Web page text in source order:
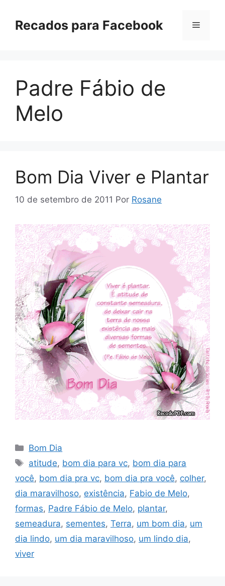
paraRecados para Facebook Menu
Padre Fábio de
Melo
Bom Dia Viver e Plantar
10 de setembro de 2011 Por Rosane
Categorias
Bom Dia
Tags
atitude, bom dia para vc, bom dia para
você, bom dia pra vc, bom dia pra você, colher,
dia maravilhoso, existência, Fabio de Melo,
formas, Padre Fábio de Melo, plantar,
semeadura, sementes, Terra, um bom dia, um
dia lindo, um dia maravilhoso, um lindo dia,
viver